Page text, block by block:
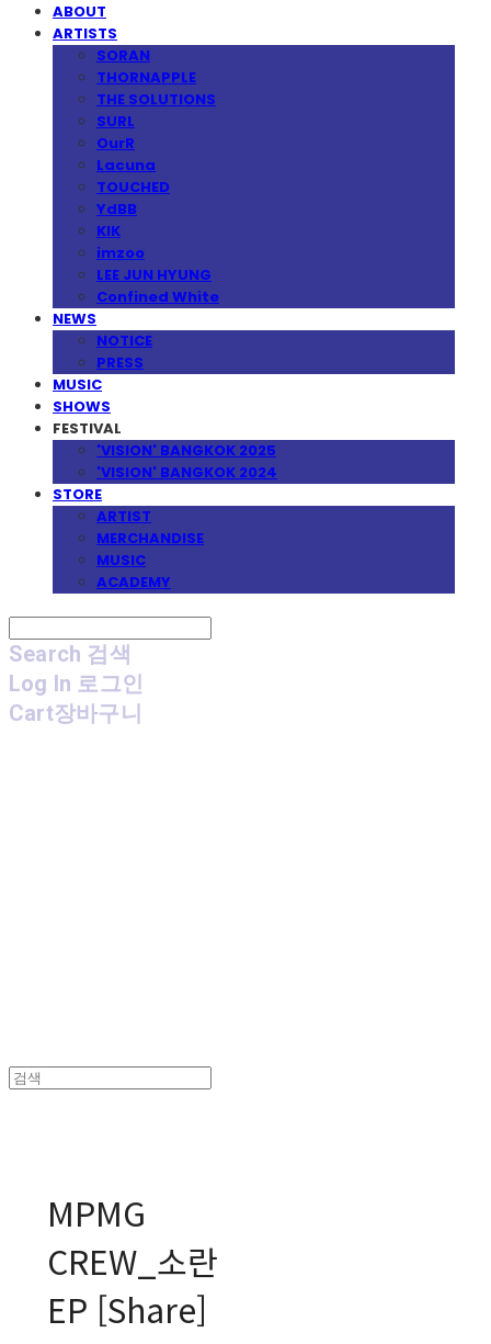
ABOUT
ARTISTS
SORAN
THORNAPPLE
THE SOLUTIONS
SURL
OurR
Lacuna
TOUCHED
YdBB
KIK
imzoo
LEE JUN HYUNG
Confined White
NEWS
NOTICE
PRESS
MUSIC
SHOWS
FESTIVAL
'VISION' BANGKOK 2025
'VISION' BANGKOK 2024
STORE
ARTIST
MERCHANDISE
MUSIC
ACADEMY
Search 검색
Log In 로그인
Cart장바구니
MPMG
CREW_소란
EP [Share]